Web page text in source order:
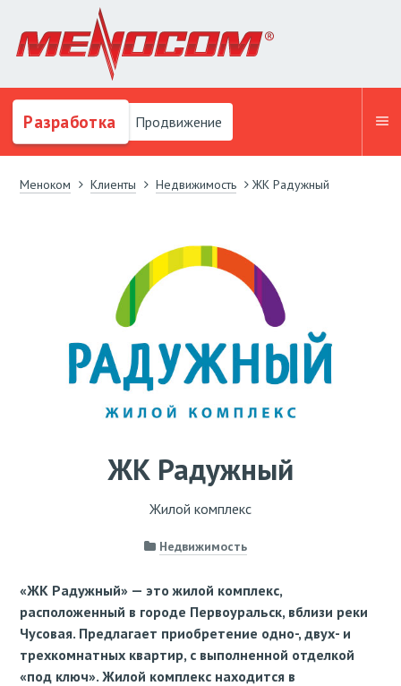
Разработка Продвижение
Меноком Клиенты Недвижимость ЖК Радужный
ЖК Радужный
Жилой комплекс
Недвижимость
«ЖК Радужный» — это жилой комплекс,
расположенный в городе Первоуральск, вблизи реки
Чусовая. Предлагает приобретение одно-, двух- и
трехкомнатных квартир, с выполненной отделкой
«под ключ». Жилой комплекс находится в